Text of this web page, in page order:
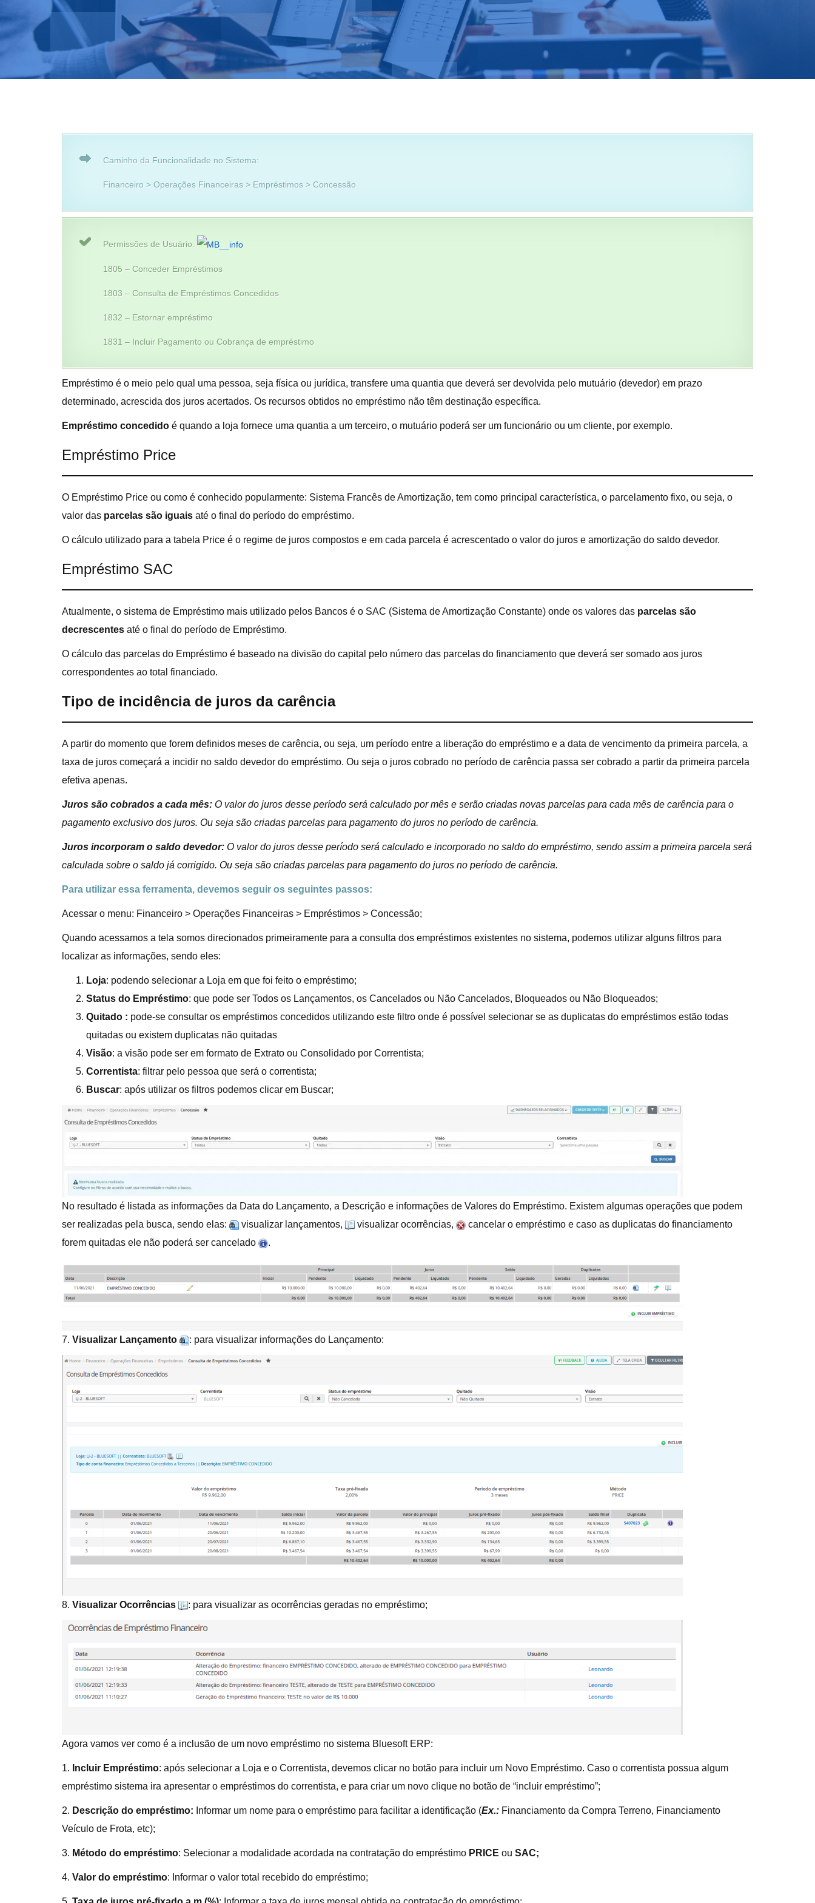
Caminho da Funcionalidade no Sistema:
Financeiro > Operações Financeiras > Empréstimos > Concessão
Permissões de Usuário:
1805 – Conceder Empréstimos
1803 – Consulta de Empréstimos Concedidos
1832 – Estornar empréstimo
1831 – Incluir Pagamento ou Cobrança de empréstimo
Empréstimo é o meio pelo qual uma pessoa, seja física ou jurídica, transfere uma quantia que deverá ser devolvida pelo mutuário (devedor) em prazo
determinado, acrescida dos juros acertados. Os recursos obtidos no empréstimo não têm destinação específica.
Empréstimo concedido é quando a loja fornece uma quantia a um terceiro, o mutuário poderá ser um funcionário ou um cliente, por exemplo.
Empréstimo Price
O Empréstimo Price ou como é conhecido popularmente: Sistema Francês de Amortização, tem como principal característica, o parcelamento fixo, ou seja, o
valor das parcelas são iguais até o final do período do empréstimo.
O cálculo utilizado para a tabela Price é o regime de juros compostos e em cada parcela é acrescentado o valor do juros e amortização do saldo devedor.
Empréstimo SAC
Atualmente, o sistema de Empréstimo mais utilizado pelos Bancos é o SAC (Sistema de Amortização Constante) onde os valores das parcelas são
decrescentes até o final do período de Empréstimo.
O cálculo das parcelas do Empréstimo é baseado na divisão do capital pelo número das parcelas do financiamento que deverá ser somado aos juros
correspondentes ao total financiado.
Tipo de incidência de juros da carência
A partir do momento que forem definidos meses de carência, ou seja, um período entre a liberação do empréstimo e a data de vencimento da primeira parcela, a
taxa de juros começará a incidir no saldo devedor do empréstimo. Ou seja o juros cobrado no período de carência passa ser cobrado a partir da primeira parcela
efetiva apenas.
Juros são cobrados a cada mês: O valor do juros desse período será calculado por mês e serão criadas novas parcelas para cada mês de carência para o
pagamento exclusivo dos juros. Ou seja são criadas parcelas para pagamento do juros no período de carência.
Juros incorporam o saldo devedor: O valor do juros desse período será calculado e incorporado no saldo do empréstimo, sendo assim a primeira parcela será
calculada sobre o saldo já corrigido. Ou seja são criadas parcelas para pagamento do juros no período de carência.
Para utilizar essa ferramenta, devemos seguir os seguintes passos:
Acessar o menu: Financeiro > Operações Financeiras > Empréstimos > Concessão;
Quando acessamos a tela somos direcionados primeiramente para a consulta dos empréstimos existentes no sistema, podemos utilizar alguns filtros para
localizar as informações, sendo eles:
Loja: podendo selecionar a Loja em que foi feito o empréstimo;
Status do Empréstimo: que pode ser Todos os Lançamentos, os Cancelados ou Não Cancelados, Bloqueados ou Não Bloqueados;
Quitado : pode-se consultar os empréstimos concedidos utilizando este filtro onde é possível selecionar se as duplicatas do empréstimos estão todas
quitadas ou existem duplicatas não quitadas
Visão: a visão pode ser em formato de Extrato ou Consolidado por Correntista;
Correntista: filtrar pelo pessoa que será o correntista;
Buscar: após utilizar os filtros podemos clicar em Buscar;
No resultado é listada as informações da Data do Lançamento, a Descrição e informações de Valores do Empréstimo. Existem algumas operações que podem
ser realizadas pela busca, sendo elas:
visualizar lançamentos, visualizar ocorrências,
cancelar o empréstimo e caso as duplicatas do financiamento
forem quitadas ele não poderá ser cancelado
.
7. Visualizar Lançamento : para visualizar informações do Lançamento:
8. Visualizar Ocorrências : para visualizar as ocorrências geradas no empréstimo;
Agora vamos ver como é a inclusão de um novo empréstimo no sistema Bluesoft ERP:
1. Incluir Empréstimo: após selecionar a Loja e o Correntista, devemos clicar no botão para incluir um Novo Empréstimo. Caso o correntista possua algum
empréstimo sistema ira apresentar o empréstimos do correntista, e para criar um novo clique no botão de “incluir empréstimo”;
2. Descrição do empréstimo: Informar um nome para o empréstimo para facilitar a identificação (Ex.: Financiamento da Compra Terreno, Financiamento
Veículo de Frota, etc);
3. Método do empréstimo: Selecionar a modalidade acordada na contratação do empréstimo PRICE ou SAC;
4. Valor do empréstimo: Informar o valor total recebido do empréstimo;